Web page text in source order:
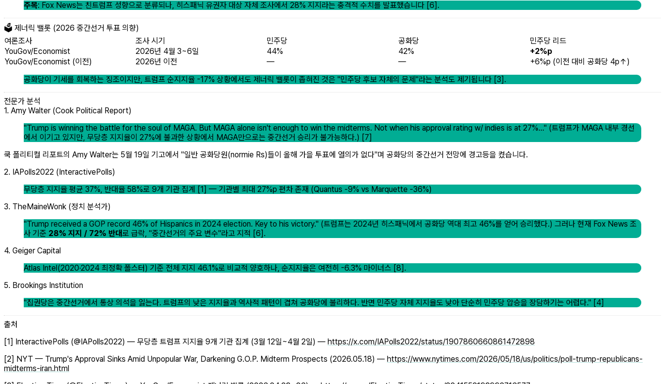
주목: Fox News는 친트럼프 성향으로 분류되나, 히스패닉 유권자 대상 자체 조사에서 28% 지지라는 충격적 수치를 발표했습니다 [6].
🗳️ 제너릭 밸롯 (2026 중간선거 투표 의향)
여론조사
조사 시기 민주당 공화당
민주당 리드
YouGov/Economist
2026년 4월 3~6일 44% 42%
+2%p
YouGov/Economist (이전)
2026년 이전 — —
+6%p (이전 대비 공화당 4p↑)
공화당이 기세를 회복하는 징조이지만, 트럼프 순지지율 -17% 상황에서도 제너릭 밸롯이 좁혀진 것은 "민주당 후보 자체의 문제"라는 분석도 제기됩니다 [3].
전문가 분석
1. Amy Walter (Cook Political Report)
"Trump is winning the battle for the soul of MAGA. But MAGA alone isn't enough to win the midterms. Not when his approval rating w/ indies is at 27%..." (트럼프가 MAGA 내부 경선
에서 이기고 있지만, 무당층 지지율이 27%에 불과한 상황에서 MAGA만으로는 중간선거 승리가 불가능하다.) [7]
쿡 폴리티컬 리포트의 Amy Walter는 5월 19일 기고에서 "일반 공화당원(normie Rs)들이 올해 가을 투표에 열의가 없다"며 공화당의 중간선거 전망에 경고등을 켰습니다.
2. IAPolls2022 (InteractivePolls)
무당층 지지율 평균 37%, 반대율 58%로 9개 기관 집계 [1] — 기관별 최대 27%p 편차 존재 (Quantus -9% vs Marquette -36%)
3. TheMaineWonk (정치 분석가)
"Trump received a GOP record 46% of Hispanics in 2024 election. Key to his victory." (트럼프는 2024년 히스패닉에서 공화당 역대 최고 46%를 얻어 승리했다.) 그러나 현재 Fox News 조
사 기준 28% 지지 / 72% 반대로 급락, "중간선거의 주요 변수"라고 지적 [6].
4. Geiger Capital
Atlas Intel(2020·2024 최정확 폴스터) 기준 전체 지지 46.1%로 비교적 양호하나, 순지지율은 여전히 -6.3% 마이너스 [8].
5. Brookings Institution
"집권당은 중간선거에서 통상 의석을 잃는다. 트럼프의 낮은 지지율과 역사적 패턴이 겹쳐 공화당에 불리하다. 반면 민주당 자체 지지율도 낮아 단순히 민주당 압승을 장담하기는 어렵다." [4]
출처
[1] InteractivePolls (@IAPolls2022) — 무당층 트럼프 지지율 9개 기관 집계 (3월 12일~4월 2일) — https://x.com/IAPolls2022/status/1907860660861472898
[2] NYT — Trump's Approval Sinks Amid Unpopular War, Darkening G.O.P. Midterm Prospects (2026.05.18) — https://www.nytimes.com/2026/05/18/us/politics/poll-trump-republicans-
midterms-iran.html